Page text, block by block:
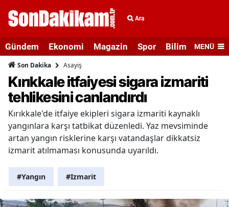
Ara
Gündem Ekonomi Magazin Spor Bilim veMENÜ
Son Dakika Asayiş
Kırıkkale itfaiyesi sigara izmariti
tehlikesini canlandırdı
Kırıkkale'de itfaiye ekipleri sigara izmariti kaynaklı
yangınlara karşı tatbikat düzenledi. Yaz mevsiminde
artan yangın risklerine karşı vatandaşlar dikkatsiz
izmarit atılmaması konusunda uyarıldı.
#Yangın #Izmarit